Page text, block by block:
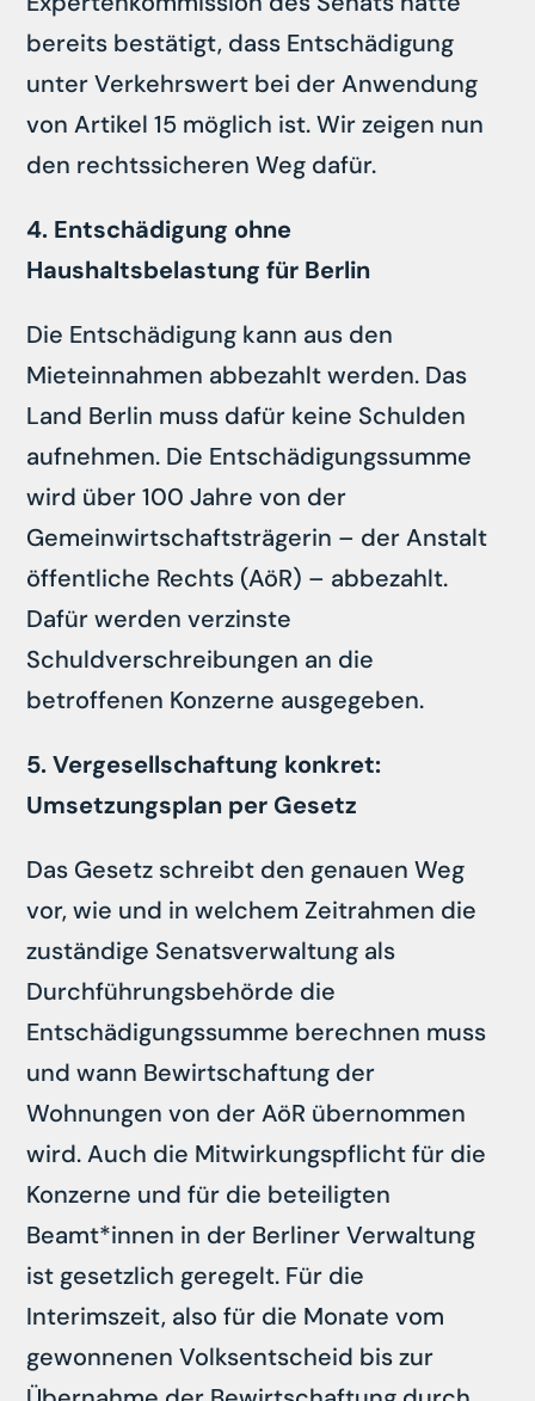
bereits bestätigt, dass Entschädigung
unter Verkehrswert bei der Anwendung
von Artikel 15 möglich ist. Wir zeigen nun
den rechtssicheren Weg dafür.
4. Entschädigung ohne
Haushaltsbelastung für Berlin
Die Entschädigung kann aus den
Mieteinnahmen abbezahlt werden. Das
Land Berlin muss dafür keine Schulden
aufnehmen. Die Entschädigungssumme
wird über 100 Jahre von der
Gemeinwirtschaftsträgerin – der Anstalt
öffentliche Rechts (AöR) – abbezahlt.
Dafür werden verzinste
Schuldverschreibungen an die
betroffenen Konzerne ausgegeben.
5. Vergesellschaftung konkret:
Umsetzungsplan per Gesetz
Das Gesetz schreibt den genauen Weg
vor, wie und in welchem Zeitrahmen die
zuständige Senatsverwaltung als
Durchführungsbehörde die
Entschädigungssumme berechnen muss
und wann Bewirtschaftung der
Wohnungen von der AöR übernommen
wird. Auch die Mitwirkungspflicht für die
Konzerne und für die beteiligten
Beamt*innen in der Berliner Verwaltung
ist gesetzlich geregelt. Für die
Interimszeit, also für die Monate vom
gewonnenen Volksentscheid bis zur